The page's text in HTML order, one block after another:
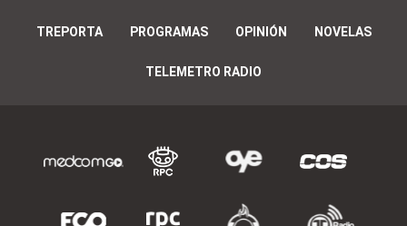
TREPORTA PROGRAMAS OPINIÓN NOVELAS
TELEMETRO RADIO